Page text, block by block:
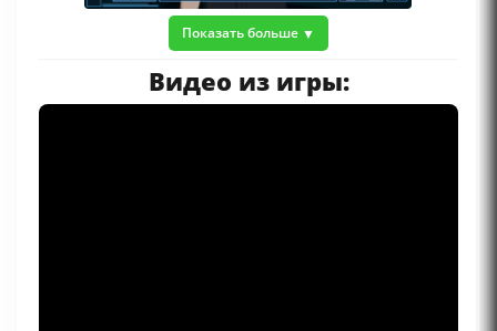
Показать больше
Видео из игры: